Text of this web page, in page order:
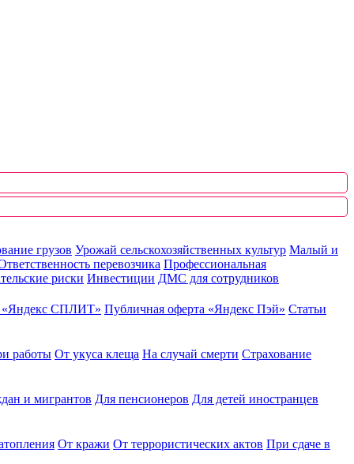
грузов Урожай сельскохозяйственных культур Малый и
перевозчика Профессиональная
риски Инвестиции ДМС для сотрудников
«Яндекс СПЛИТ» Публичная оферта «Яндекс Пэй» Статьи
работы От укуса клеща На случай смерти Страхование
и мигрантов Для пенсионеров Для детей иностранцев
От кражи От террористических актов При сдаче в